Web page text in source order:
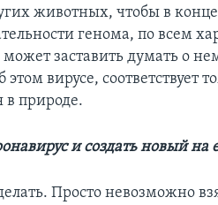
животных, чтобы в
генома, по всем
заставить думать о
вирусе, соответствует
природе.
и создать новый на
Просто невозможно